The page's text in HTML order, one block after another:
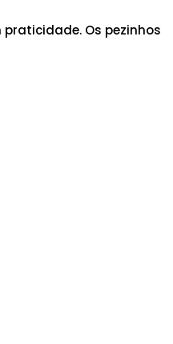
Os pezinhos